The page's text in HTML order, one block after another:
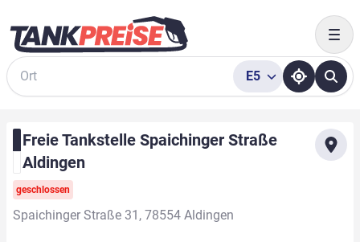
Suche
E5
Freie Tankstelle Spaichinger Straße
Aldingen
geschlossen
Spaichinger Straße 31, 78554 Aldingen